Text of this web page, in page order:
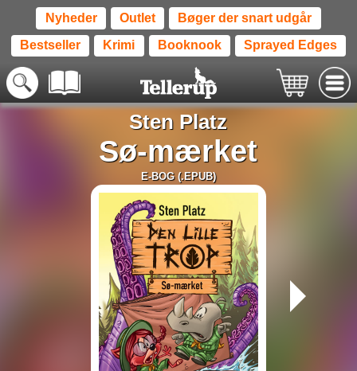
Nyheder Outlet Bøger der snart udgår
Bestseller Krimi Booknook Sprayed Edges
Sten Platz
Sø-mærket
E-BOG (.EPUB)